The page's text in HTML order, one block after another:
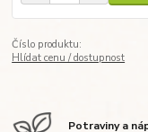
Číslo produktu:
Hlídat cenu / dostupnost
Potraviny a